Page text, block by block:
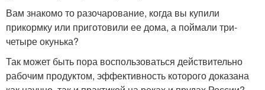
Вам знакомо то разочарование, когда вы купили
прикормку или приготовили ее дома, а поймали три-
четыре окунька?
Так может быть пора воспользоваться действительно
рабочим продуктом, эффективность которого доказана